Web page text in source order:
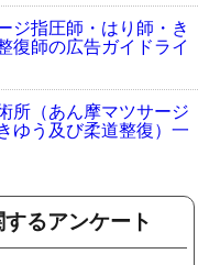
ジ指圧師・はり師・き
復師の広告ガイドライ
所（あん摩マツサージ
ゆう及び柔道整復）一
るアンケート